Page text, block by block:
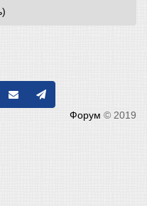
Форум © 2019